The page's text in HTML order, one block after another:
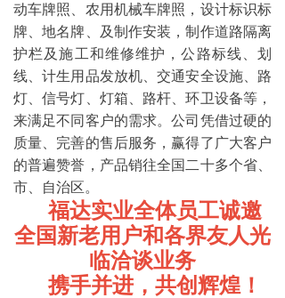
动车牌照、农用机械车牌照，设计标识标
牌、地名牌、及制作安装，制作道路隔离
护栏及施工和维修维护，公路标线、划
线、计生用品发放机、交通安全设施、路
灯、信号灯、灯箱、路杆、环卫设备等，
来满足不同客户的需求。公司凭借过硬的
质量、完善的售后服务，赢得了广大客户
的普遍赞誉，产品销往全国二十多个省、
市、自治区。
福达实业全体员工诚邀
全国新老用户和各界友人光
临洽谈业务
携手并进，共创辉煌！